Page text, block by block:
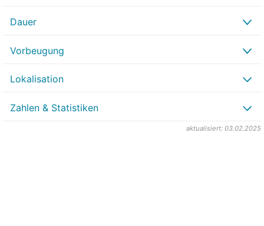
Dauer
Vorbeugung
Lokalisation
Zahlen & Statistiken
aktualisiert: 03.02.2025